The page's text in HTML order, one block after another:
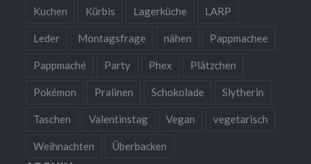
Kuchen Kürbis Lagerküche LARP
Leder Montagsfrage nähen Pappmachee
Pappmaché Party Phex Plätzchen
Pokémon Pralinen Schokolade Slytherin
Taschen Valentinstag Vegan vegetarisch
Weihnachten Überbacken